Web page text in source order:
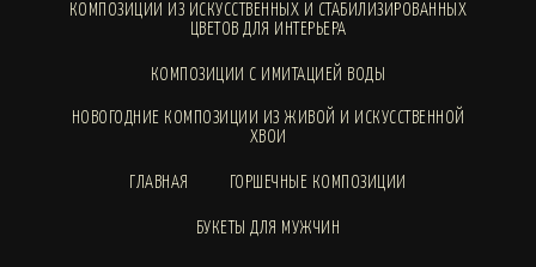
КОМПОЗИЦИИ ИЗ ИСКУССТВЕННЫХ И СТАБИЛИЗИРОВАННЫХ
ЦВЕТОВ ДЛЯ ИНТЕРЬЕРА
КОМПОЗИЦИИ С ИМИТАЦИЕЙ ВОДЫ
НОВОГОДНИЕ КОМПОЗИЦИИ ИЗ ЖИВОЙ И ИСКУССТВЕННОЙ
ХВОИ
ГЛАВНАЯ ГОРШЕЧНЫЕ КОМПОЗИЦИИ
БУКЕТЫ ДЛЯ МУЖЧИН